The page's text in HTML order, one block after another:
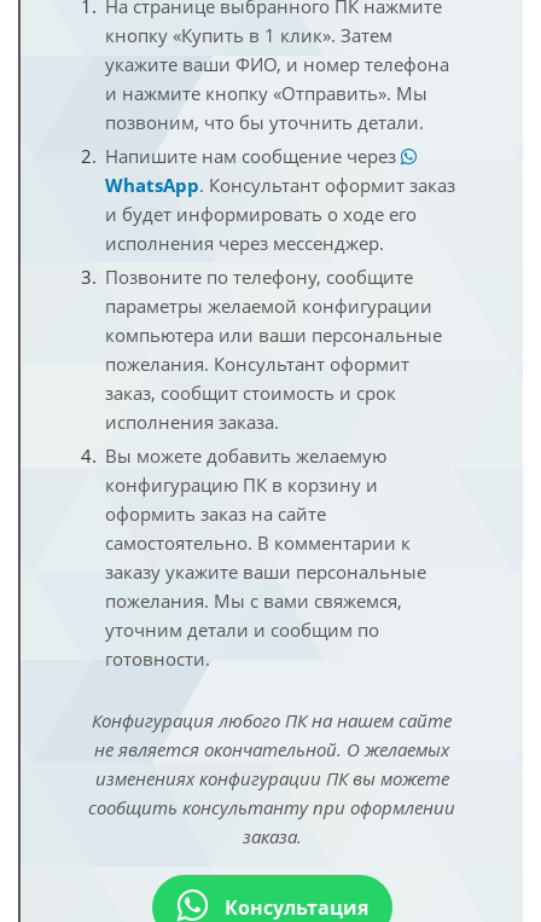
На странице выбранного ПК нажмите
кнопку «Купить в 1 клик». Затем
укажите ваши ФИО, и номер телефона
и нажмите кнопку «Отправить». Мы
позвоним, что бы уточнить детали.
Напишите нам сообщение через
WhatsApp. Консультант оформит заказ
и будет информировать о ходе его
исполнения через мессенджер.
Позвоните по телефону, сообщите
параметры желаемой конфигурации
компьютера или ваши персональные
пожелания. Консультант оформит
заказ, сообщит стоимость и срок
исполнения заказа.
Вы можете добавить желаемую
конфигурацию ПК в корзину и
оформить заказ на сайте
самостоятельно. В комментарии к
заказу укажите ваши персональные
пожелания. Мы с вами свяжемся,
уточним детали и сообщим по
готовности.
Конфигурация любого ПК на нашем сайте
не является окончательной. О желаемых
изменениях конфигурации ПК вы можете
сообщить консультанту при оформлении
заказа.
Консультация